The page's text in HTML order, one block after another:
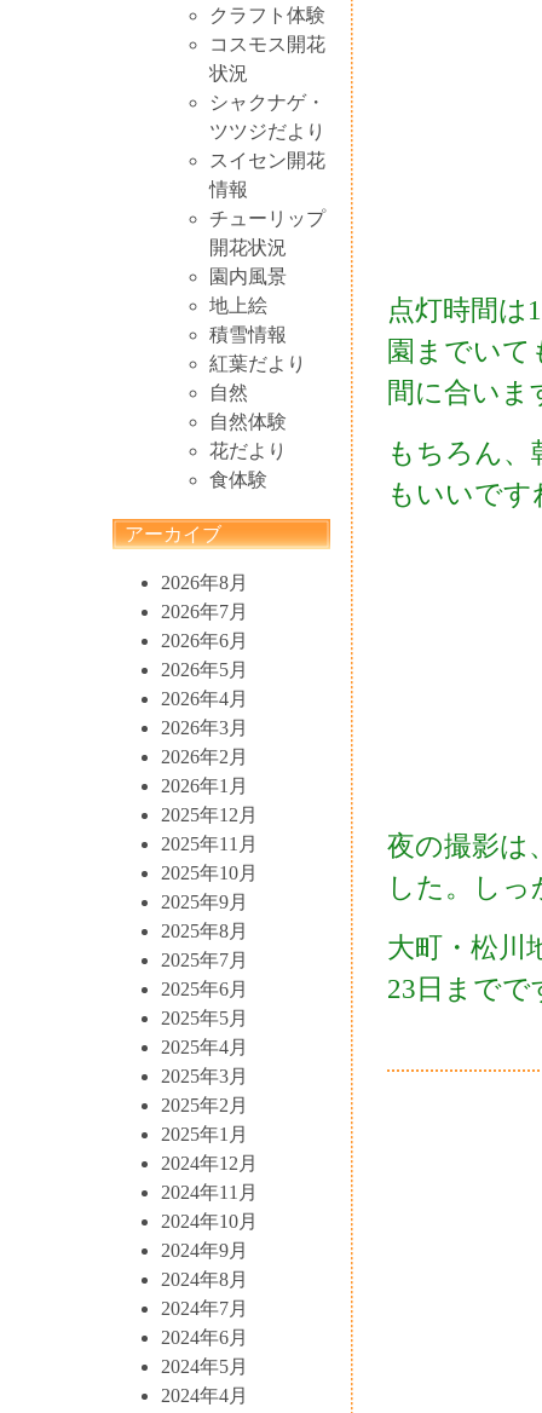
クラフト体験
コスモス開花
状況
シャクナゲ・
ツツジだより
スイセン開花
情報
チューリップ
開花状況
園内風景
地上絵
積雪情報
紅葉だより
自然
自然体験
花だより
食体験
アーカイブ
2026年8月
2026年7月
2026年6月
2026年5月
2026年4月
2026年3月
2026年2月
2026年1月
2025年12月
2025年11月
2025年10月
2025年9月
2025年8月
2025年7月
2025年6月
2025年5月
2025年4月
2025年3月
2025年2月
2025年1月
2024年12月
2024年11月
2024年10月
2024年9月
2024年8月
2024年7月
2024年6月
2024年5月
2024年4月
点灯時間は
園までいて
間に合いま
もちろん、
もいいです
夜の撮影は
した。し
大町・松川
23日までで